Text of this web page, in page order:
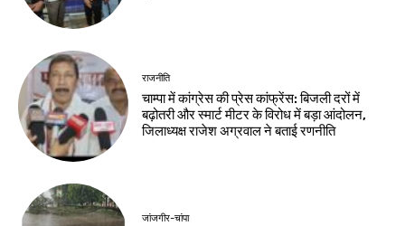
राजनीति
चाम्पा में कांग्रेस की प्रेस कांफ्रेंस: बिजली दरों में
बढ़ोतरी और स्मार्ट मीटर के विरोध में बड़ा आंदोलन,
जिलाध्यक्ष राजेश अग्रवाल ने बताई रणनीति
जांजगीर-चांपा